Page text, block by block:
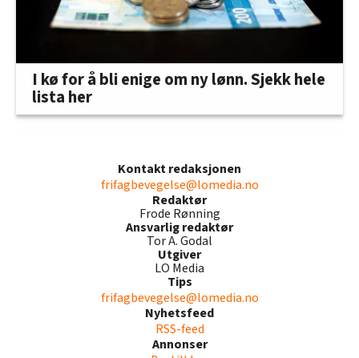
I kø for å bli enige om ny lønn. Sjekk hele
lista her
Kontakt redaksjonen
frifagbevegelse@lomedia.no
Redaktør
Frode Rønning
Ansvarlig redaktør
Tor A. Godal
Utgiver
LO Media
Tips
frifagbevegelse@lomedia.no
Nyhetsfeed
RSS-feed
Annonser